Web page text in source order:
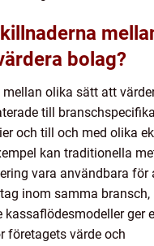
bolag?
olika sätt att
till
och till och med olika
kan traditionella
vara användbara för
inom samma bransch,
kassaflödesmodeller ger
företagets värde och